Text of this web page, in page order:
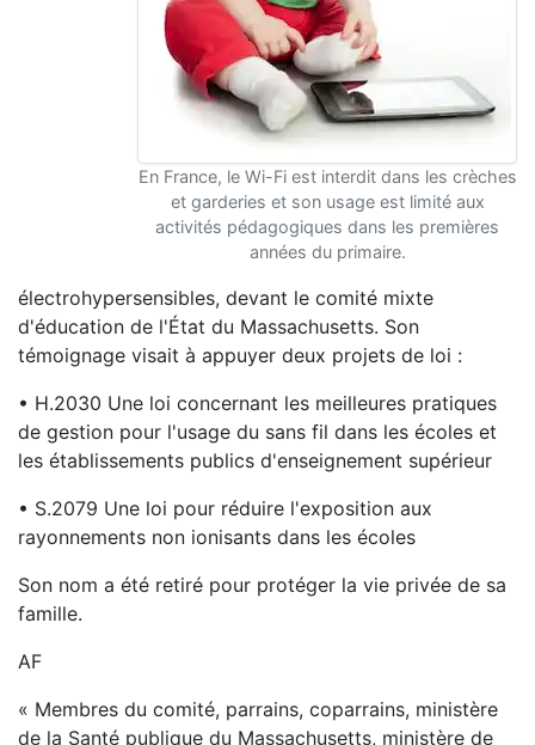
En France, le Wi-Fi est interdit dans les crèches
et garderies et son usage est limité aux
activités pédagogiques dans les premières
années du primaire.
électrohypersensibles, devant le comité mixte
d'éducation de l'État du Massachusetts. Son
témoignage visait à appuyer deux projets de loi :
• H.2030 Une loi concernant les meilleures pratiques
de gestion pour l'usage du sans fil dans les écoles et
les établissements publics d'enseignement supérieur
• S.2079 Une loi pour réduire l'exposition aux
rayonnements non ionisants dans les écoles
Son nom a été retiré pour protéger la vie privée de sa
famille.
AF
« Membres du comité, parrains, coparrains, ministère
de la Santé publique du Massachusetts, ministère de